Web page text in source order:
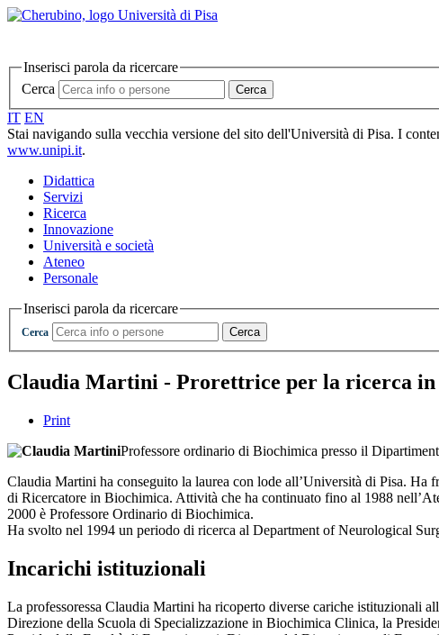
Inserisci parola da ricercare
Cerca
Cerca
IT EN
Stai navigando sulla vecchia versione del sito dell'Università di Pisa. I
www.unipi.it.
Didattica
Servizi
Ricerca
Innovazione
Università e società
Ateneo
Personale
Inserisci parola da ricercare
Cerca Cerca
Claudia Martini - Prorettrice per la ricerca in
Print
Professore ordinario di Biochimica presso il
Claudia Martini ha conseguito la laurea con lode all’Università di Pisa. Ha
di Ricercatore in Biochimica. Attività che ha continuato fino al 1988
2000 è Professore Ordinario di Biochimica.
Ha svolto nel 1994 un periodo di ricerca al Department of Neurological
Incarichi istituzionali
La professoressa Claudia Martini ha ricoperto diverse cariche istituzionali
Direzione della Scuola di Specializzazione in Biochimica Clinica, la